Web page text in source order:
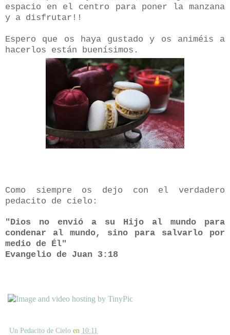
espacio en el centro para poner la manzana
y a disfrutar!!
Espero que os haya gustado y os animéis a
hacerlos están buenísimos.
Como siempre os dejo con el verdadero
pedacito de cielo:
"Dios no envió a su Hijo al mundo para
condenar al mundo, sino para salvarlo por
medio de Él"
Evangelio de Juan 3:18
Un Pedacito de Cielo en 10:11